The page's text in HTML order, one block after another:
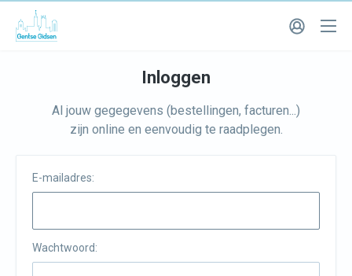
Inloggen
Al jouw gegegevens (bestellingen, facturen...)
zijn online en eenvoudig te raadplegen.
E-mailadres:
Wachtwoord: